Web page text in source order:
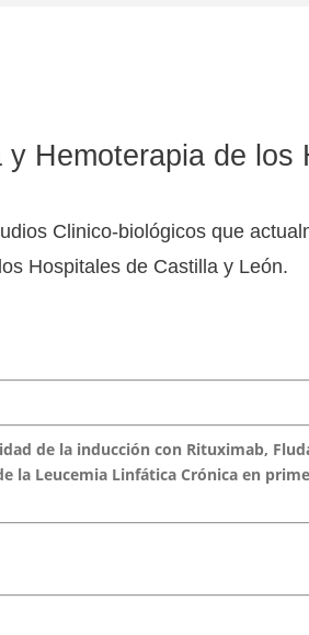
Hemoterapia de los
Clinico-biológicos que
Hospitales de Castilla y León.
de la inducción con Rituximab,
la Leucemia Linfática Crónica en